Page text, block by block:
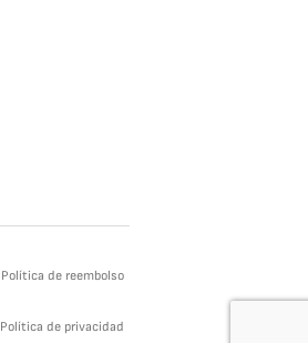
Política de reembolso
Política de privacidad